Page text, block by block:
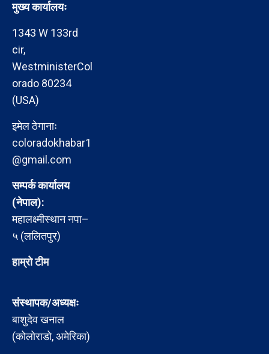
मुख्य कार्यालयः
1343 W 133rd
cir,
WestministerCol
orado 80234
(USA)
इमेल ठेगानाः
coloradokhabar1
@gmail.com
सम्पर्क कार्यालय
(नेपाल):
महालक्ष्मीस्थान नपा–
५ (ललितपुर)
हाम्रो टीम
संस्थापक/अध्यक्षः
बाशुदेव खनाल
(कोलोराडो, अमेरिका)